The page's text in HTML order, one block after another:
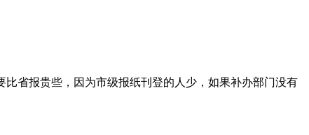
省报贵些，因为市级报纸刊登的人少，如果补办部门没有